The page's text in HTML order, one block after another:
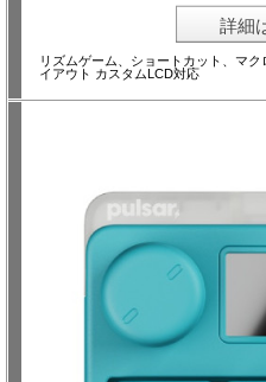
詳細
リズムゲーム、ショートカット、マ
イアウト カスタムLCD対応